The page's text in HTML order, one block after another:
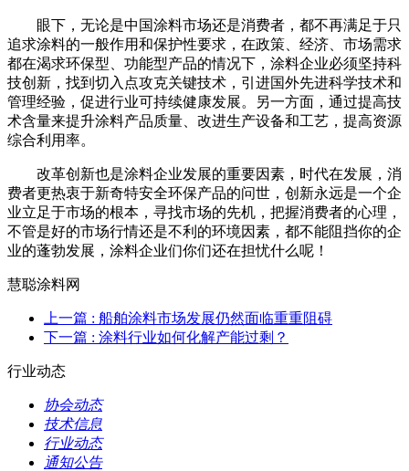
眼下，无论是中国涂料市场还是消费者，都不再满足于只
追求涂料的一般作用和保护性要求，在政策、经济、市场需求
都在渴求环保型、功能型产品的情况下，涂料企业必须坚持科
技创新，找到切入点攻克关键技术，引进国外先进科学技术和
管理经验，促进行业可持续健康发展。另一方面，通过提高技
术含量来提升涂料产品质量、改进生产设备和工艺，提高资源
综合利用率。
改革创新也是涂料企业发展的重要因素，时代在发展，消
费者更热衷于新奇特安全环保产品的问世，创新永远是一个企
业立足于市场的根本，寻找市场的先机，把握消费者的心理，
不管是好的市场行情还是不利的环境因素，都不能阻挡你的企
业的蓬勃发展，涂料企业们你们还在担忧什么呢！
慧聪涂料网
上一篇 : 船舶涂料市场发展仍然面临重重阻碍
下一篇 : 涂料行业如何化解产能过剩？
行业动态
协会动态
技术信息
行业动态
通知公告